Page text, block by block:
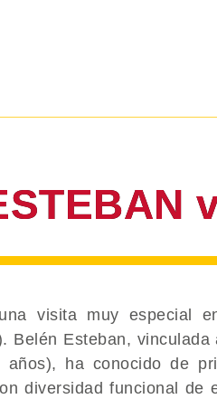
visita muy especial
Belén Esteban,
ha conocido de
diversidad funcional de